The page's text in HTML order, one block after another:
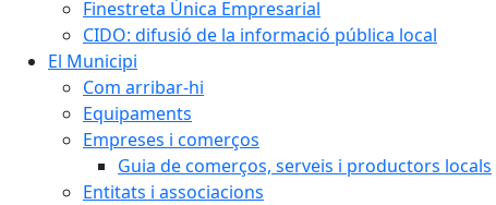
Finestreta Única Empresarial
CIDO: difusió de la informació pública local
El Municipi
Com arribar-hi
Equipaments
Empreses i comerços
Guia de comerços, serveis i productors locals
Entitats i associacions